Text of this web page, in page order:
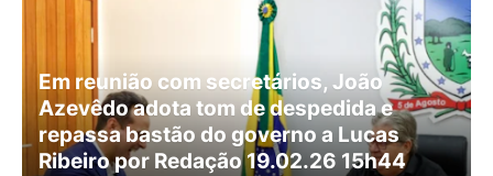
Em reunião com secretários, João
Azevêdo adota tom de despedida e
repassa bastão do governo a Lucas
Ribeiro por Redação 19.02.26 15h44